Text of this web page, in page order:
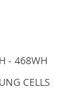
- 468WH
CELLS